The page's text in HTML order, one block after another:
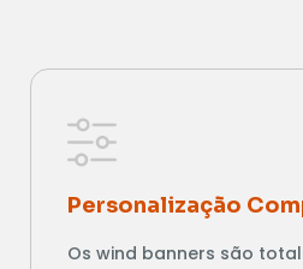
Personalização
Os wind banners são